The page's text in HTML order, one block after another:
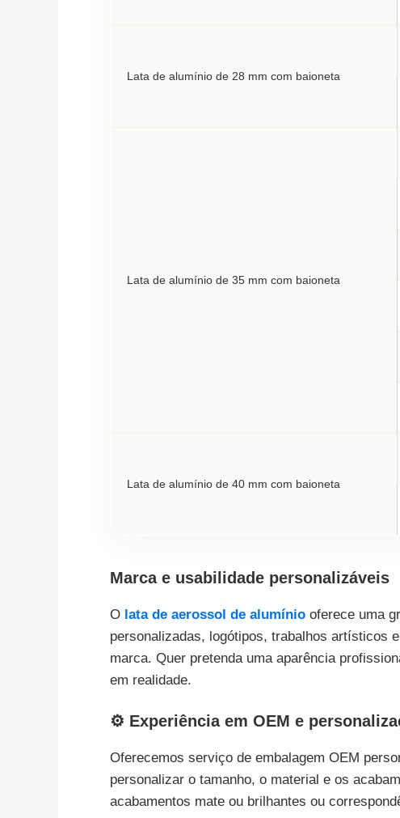
Lata de alumínio de 28 mm com baioneta
Lata de alumínio de 35 mm com baioneta
Lata de alumínio de 40 mm com baioneta
Marca e usabilidade personalizáveis
O lata de aerossol de alumínio oferece uma
personalizadas, logótipos, trabalhos artísticos
marca. Quer pretenda uma aparência
em realidade.
⚙️ Experiência em OEM e
Oferecemos serviço de embalagem OEM
personalizar o tamanho, o material e os
acabamentos mate ou brilhantes ou